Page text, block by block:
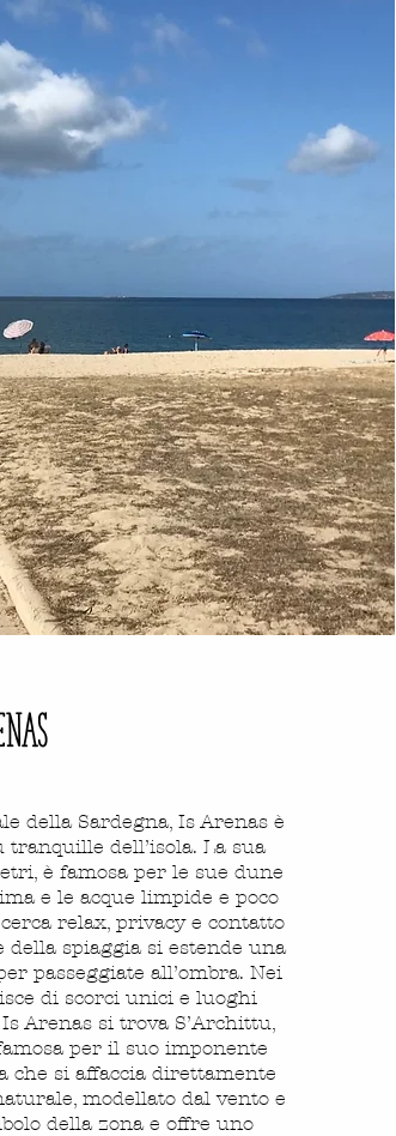
della Sardegna, Is Arenas è
dell’isola. La sua
è famosa per le sue dune
e le acque limpide e poco
relax, privacy e contatto
spiaggia si estende una
passeggiate all’ombra. Nei
di scorci unici e luoghi
Arenas si trova S’Archittu,
per il suo imponente
che si affaccia direttamente
modellato dal vento e
della zona e offre uno